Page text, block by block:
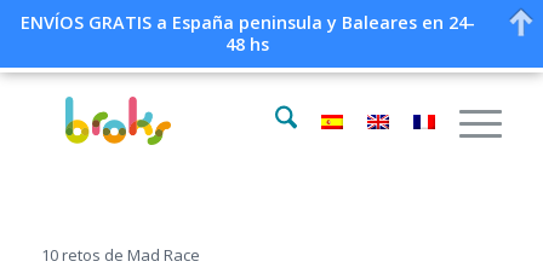
10 retos de Mad Race
ENVÍOS GRATIS a España peninsula y Baleares en 24-
48 hs